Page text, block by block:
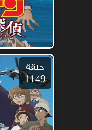
حلقة
1149